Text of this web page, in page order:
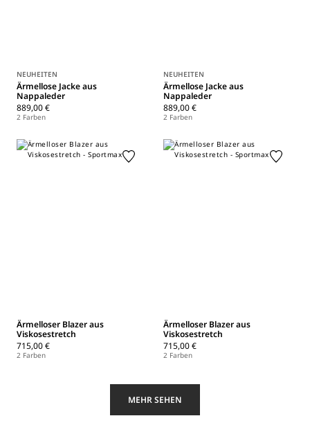
NEUHEITEN
Ärmellose Jacke aus
Nappaleder
889,00 €
2 Farben
NEUHEITEN
Ärmellose Jacke aus
Nappaleder
889,00 €
2 Farben
Ärmelloser Blazer aus
Viskosestretch
715,00 €
2 Farben
Ärmelloser Blazer aus
Viskosestretch
715,00 €
2 Farben
MEHR SEHEN